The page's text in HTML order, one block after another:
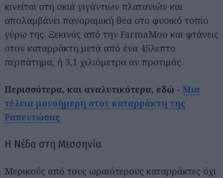
κινείται στη σκιά γιγάντιων πλατανιών και
απολαμβάνει πανοραμική θέα στο φυσικό τοπίο
γύρω της. Ξεκινάς από την FarmaMoo και φτάνεις
στον καταρράκτη μετά από ένα 45λεπτο
περπάτημα, ή 3,1 χιλιόμετρα αν προτιμάς.
Περισσότερα, και αναλυτικότερα, εδώ - Μια
τέλεια μονοήμερη στον καταρράκτη της
Ραπεντώσας
Η Νέδα στη Μεσσηνία
Μερικούς από τους ωραιότερους καταρράκτες όχι